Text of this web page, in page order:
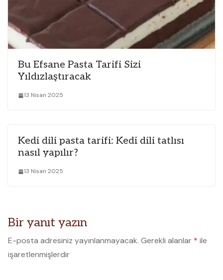
Bu Efsane Pasta Tarifi Sizi
Yıldızlaştıracak
13 Nisan 2025
Kedi dili pasta tarifi: Kedi dili tatlısı
nasıl yapılır?
13 Nisan 2025
Bir yanıt yazın
E-posta adresiniz yayınlanmayacak. Gerekli alanlar * ile
işaretlenmişlerdir